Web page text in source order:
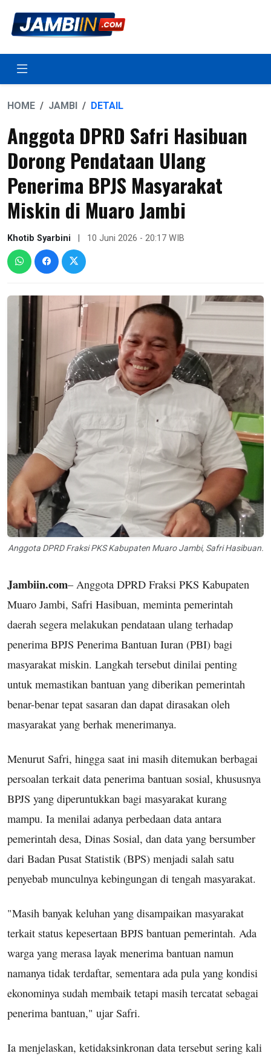
HOME JAMBI DETAIL
Anggota DPRD Safri Hasibuan
Dorong Pendataan Ulang
Penerima BPJS Masyarakat
Miskin di Muaro Jambi
Khotib Syarbini 10 Juni 2026 - 20:17 WIB
Anggota DPRD Fraksi PKS Kabupaten Muaro Jambi, Safri Hasibuan.
Jambiin.com– Anggota DPRD Fraksi PKS Kabupaten
Muaro Jambi, Safri Hasibuan, meminta pemerintah
daerah segera melakukan pendataan ulang terhadap
penerima BPJS Penerima Bantuan Iuran (PBI) bagi
masyarakat miskin. Langkah tersebut dinilai penting
untuk memastikan bantuan yang diberikan pemerintah
benar-benar tepat sasaran dan dapat dirasakan oleh
masyarakat yang berhak menerimanya.
Menurut Safri, hingga saat ini masih ditemukan berbagai
persoalan terkait data penerima bantuan sosial, khususnya
BPJS yang diperuntukkan bagi masyarakat kurang
mampu. Ia menilai adanya perbedaan data antara
pemerintah desa, Dinas Sosial, dan data yang bersumber
dari Badan Pusat Statistik (BPS) menjadi salah satu
penyebab munculnya kebingungan di tengah masyarakat.
"Masih banyak keluhan yang disampaikan masyarakat
terkait status kepesertaan BPJS bantuan pemerintah. Ada
warga yang merasa layak menerima bantuan namun
namanya tidak terdaftar, sementara ada pula yang kondisi
ekonominya sudah membaik tetapi masih tercatat sebagai
penerima bantuan," ujar Safri.
Ia menjelaskan, ketidaksinkronan data tersebut sering kali